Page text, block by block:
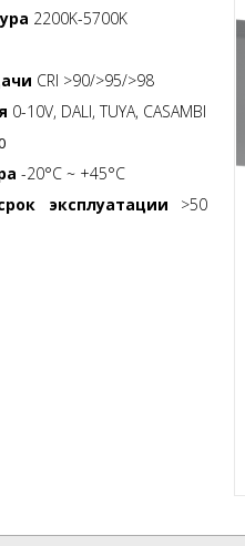
2200K-5700K
CRI >90/>95/>98
0-10V, DALI, TUYA, CASAMBI
-20°C ~ +45°C
эксплуатации >50